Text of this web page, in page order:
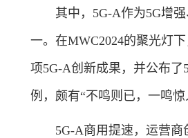
其中，5G-A作为5G增
一。在MWC2024的聚光灯
项5G-A创新成果，并公布
例，颇有“不鸣则已，一鸣
5G-A商用提速，运营